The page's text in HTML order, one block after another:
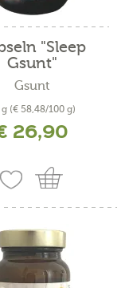
"Sleep
Gsunt"
Gsunt
g (€ 58,48/100 g)
zzgl. Versandkosten
26,90